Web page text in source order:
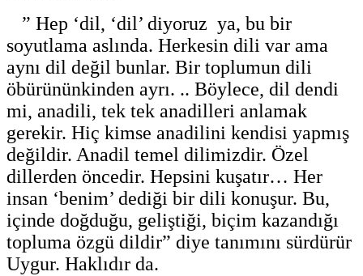
” Hep ‘dil, ‘dil’ diyoruz ya, bu bir
soyutlama aslında. Herkesin dili var ama
aynı dil değil bunlar. Bir toplumun dili
öbürününkinden ayrı. .. Böylece, dil dendi
mi, anadili, tek tek anadilleri anlamak
gerekir. Hiç kimse anadilini kendisi yapmış
değildir. Anadil temel dilimizdir. Özel
dillerden öncedir. Hepsini kuşatır… Her
insan ‘benim’ dediği bir dili konuşur. Bu,
içinde doğduğu, geliştiği, biçim kazandığı
topluma özgü dildir” diye tanımını sürdürür
Uygur. Haklıdır da.